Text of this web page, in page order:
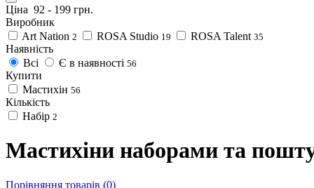
Ціна 92 - 199 грн.
Виробник
Art Nation 2 ROSA Studio 19 ROSA Talent 35
Наявність
Всі
Є в наявності 56
Купити
Мастихін 56
Кількість
Набір 2
Мастихіни наборами та
Порівняння товарів (0)